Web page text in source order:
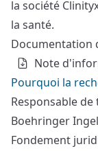
la société
la santé.
Documentation
Note
Pourquoi la
Responsable
Boehringer
Fondement